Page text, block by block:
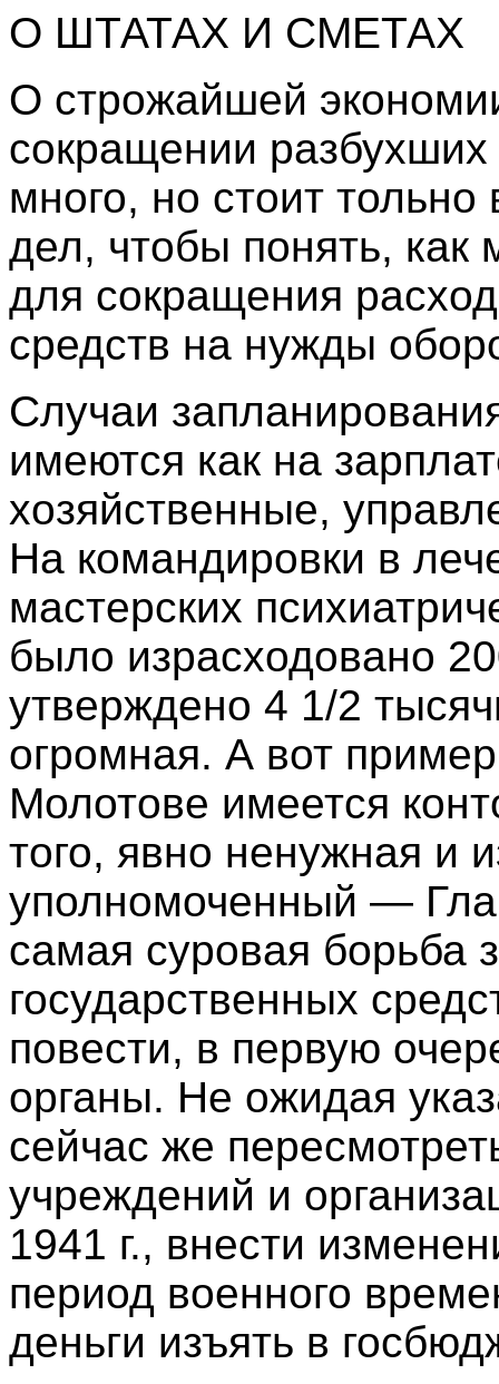
О ШТАТАХ И СМЕТАХ
О строжайшей
сокращении разбухших
много, но стоит
дел, чтобы понять,
для сокращения
средств на нужды
Случаи
имеются как на
хозяйственные,
На командировки в
мастерских
было израсходовано
утверждено 4 1/2
огромная. А вот
Молотове имеется
того, явно ненужная и
уполномоченный —
самая суровая борьба
государственных
повести, в первую
органы. Не ожидая
сейчас же
учреждений и
1941 г., внести
период военного
деньги изъять в